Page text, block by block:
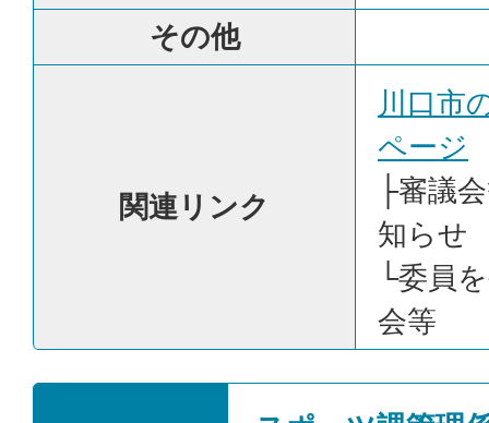
その他
関連リンク
川口市
ページ
├審議
知らせ
└委員
会等